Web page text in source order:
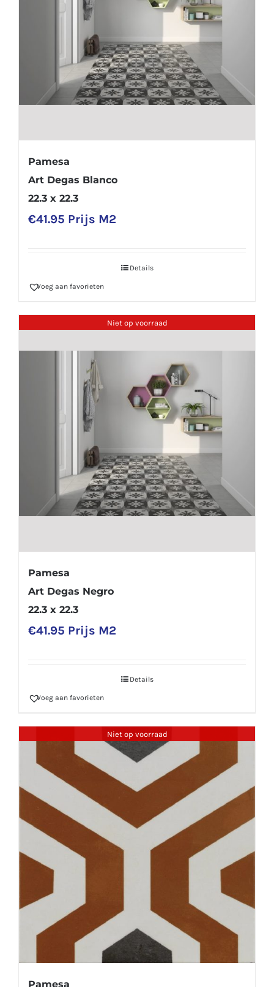
Pamesa
Art Degas Blanco
22.3 x 22.3
€41.95 Prijs M2
Details
Voeg aan favorieten
Niet op voorraad
Pamesa
Art Degas Negro
22.3 x 22.3
€41.95 Prijs M2
Details
Voeg aan favorieten
Niet op voorraad
Pamesa